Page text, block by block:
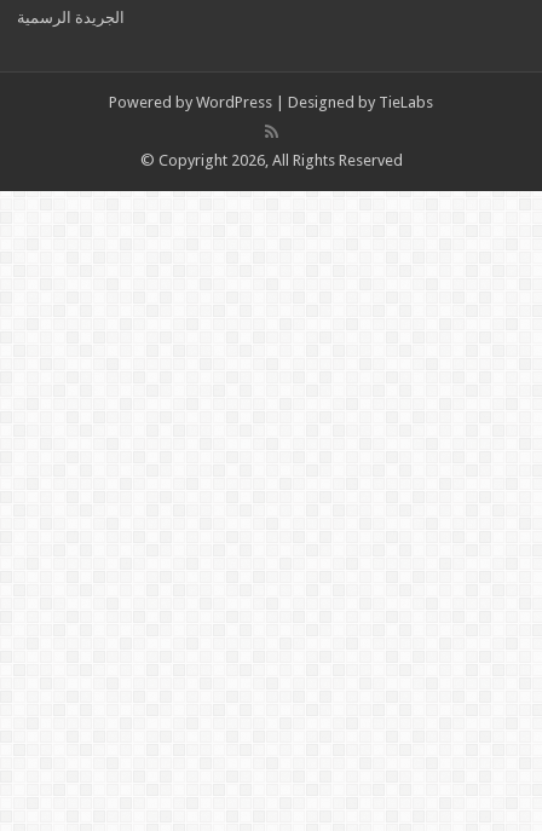
الجريدة الرسمية
Powered by WordPress | Designed by TieLabs
© Copyright 2026, All Rights Reserved